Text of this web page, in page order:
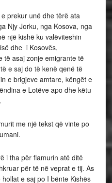
prekur unë dhe tërë ata
Njy Jorku, nga Kosova, nga
një kishë ku valëviteshin
dhe i Kosovës,
të asaj zonje emigrante të
e saj do të kenë qenë të
e brigjeve amtare, këngët e
e Lotëve apo dhe këtu
me një tekst që vinte po
i tha për flamurin atë ditë
për të në veprat e tij. As
e saj po I bënte Kishës